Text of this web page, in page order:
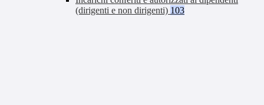
(dirigenti e non dirigenti) 103